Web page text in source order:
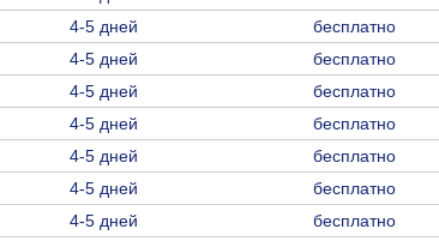
4-5 дней
бесплатно
4-5 дней
бесплатно
4-5 дней
бесплатно
4-5 дней
бесплатно
4-5 дней
бесплатно
4-5 дней
бесплатно
4-5 дней
бесплатно